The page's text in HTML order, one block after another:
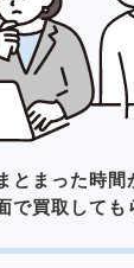
とまった時間
で買取しても